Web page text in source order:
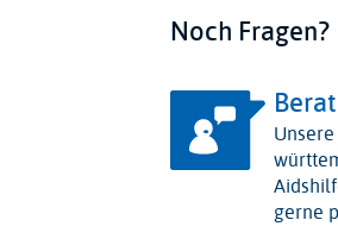
Noch Fragen?
gerne